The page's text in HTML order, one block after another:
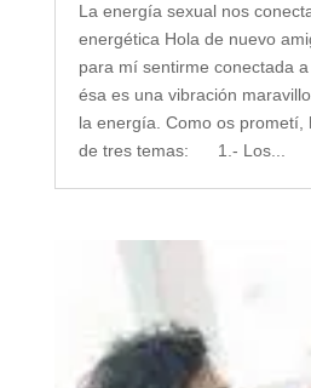
La energía sexual nos
energética Hola de nuevo
para mí sentirme conectada
ésa es una vibración
la energía. Como os prometí,
de tres temas: 1.- Los...